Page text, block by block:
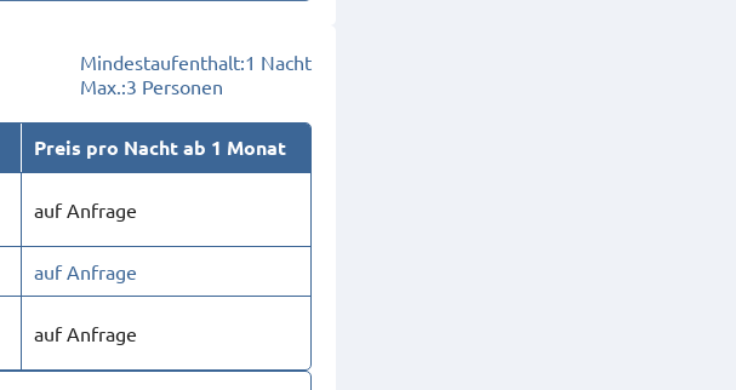
Mindestaufenthalt:1 Nacht
Max.:3 Personen
Preis pro Nacht ab 1 Monat
auf Anfrage
auf Anfrage
auf Anfrage